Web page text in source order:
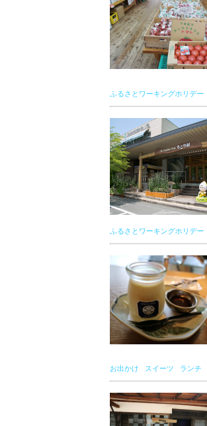
ふるさとワーキングホリデー
ふるさとワーキングホリデー
お出かけ スイーツ ランチ